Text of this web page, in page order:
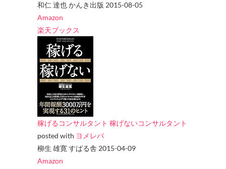
和仁 達也 かんき出版 2015-08-05
Amazon
楽天ブックス
稼げるコンサルタント 稼げないコンサルタント
posted with ヨメレバ
柳生 雄寛 すばる舎 2015-04-09
Amazon